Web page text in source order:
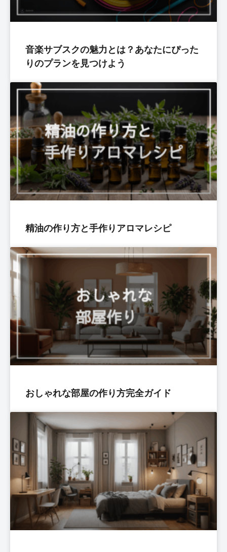
音楽サブスクの魅力とは？あなたにぴった
りのプランを見つけよう
精油の作り方と手作りアロマレシピ
おしゃれな部屋の作り方完全ガイド